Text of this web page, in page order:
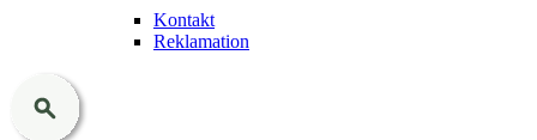
Kontakt
Reklamation